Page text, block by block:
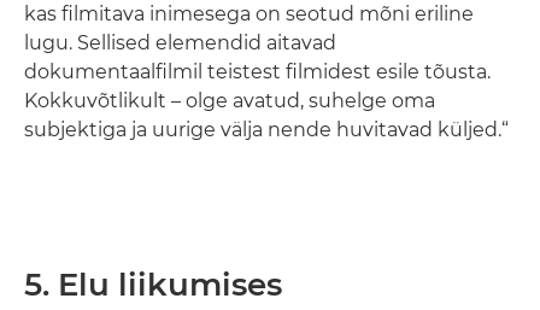
kas filmitava inimesega on seotud mõni eriline
lugu. Sellised elemendid aitavad
dokumentaalfilmil teistest filmidest esile tõusta.
Kokkuvõtlikult – olge avatud, suhelge oma
subjektiga ja uurige välja nende huvitavad küljed.“
5. Elu liikumises